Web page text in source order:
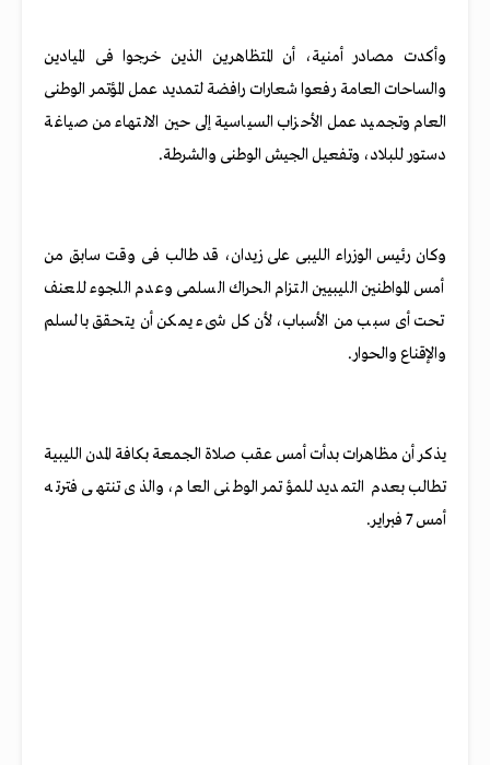
وأكدت مصادر أمنية، أن المتظاهرين الذين خرجوا فى الميادين
والساحات العامة رفعوا شعارات رافضة لتمديد عمل المؤتمر الوطنى
العام وتجميد عمل الأحزاب السياسية إلى حين الانتهاء من صياغة
دستور للبلاد، وتفعيل الجيش الوطنى والشرطة.
وكان رئيس الوزراء الليبى على زيدان، قد طالب فى وقت سابق من
أمس المواطنين الليبيين التزام الحراك السلمى وعدم اللجوء للعنف
تحت أى سبب من الأسباب، لأن كل شىء يمكن أن يتحقق بالسلم
والإقناع والحوار.
يذكر أن مظاهرات بدأت أمس عقب صلاة الجمعة بكافة المدن الليبية
تطالب بعدم التمديد للمؤتمر الوطنى العام، والذى تنتهى فترته
أمس 7 فبراير.